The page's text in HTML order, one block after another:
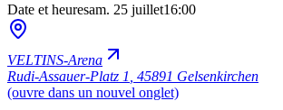
Date et heuresam. 25 juillet16:00
VELTINS-Arena
Rudi-Assauer-Platz 1 45891 Gelsenkirchen
(ouvre dans un nouvel onglet)